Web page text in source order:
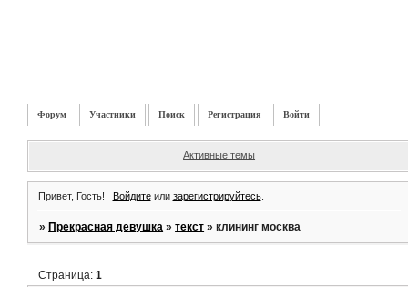
Форум Участники Поиск Регистрация Войти
Активные темы
Привет, Гость! Войдитеили зарегистрируйтесь.
»Прекрасная девушка »текст »клининг москва
Страница:1